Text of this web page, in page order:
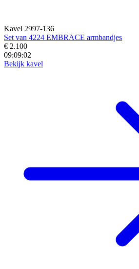
Kavel 2997-136
Set van 4224 EMBRACE armbandjes
€ 2.100
09:09:00
Bekijk kavel